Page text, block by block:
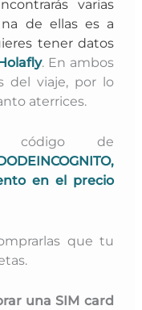
varias
de ellas es a
tener datos
. En ambos
del viaje, por lo
aterrices.
código de
en el precio
que tu
una SIM card